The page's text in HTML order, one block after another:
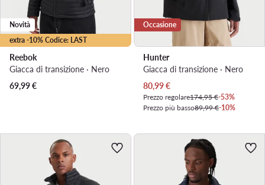
extra -10% Codice: LAST
Novità
Reebok
Giacca di transizione · Nero
69,99€
Occasione
Hunter
Giacca di transizione · Nero
Prezzo attuale
80,99€
Prezzo regolare174,95 €-53%
Prezzo più basso89,99 €-10%